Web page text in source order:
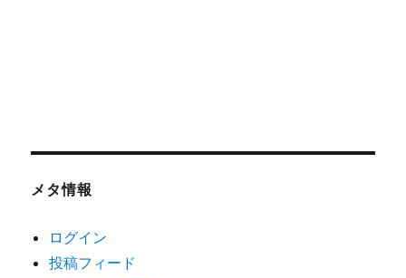
メタ情報
ログイン
投稿フィード